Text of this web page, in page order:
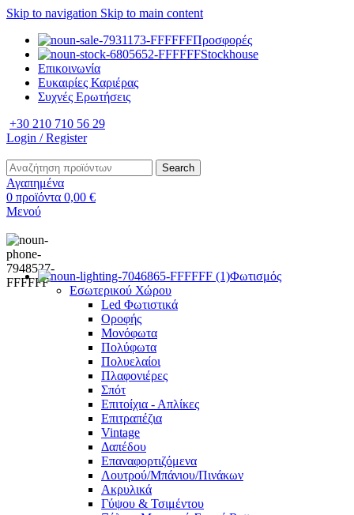
Skip to navigation Skip to main content
Προσφορές
Stockhouse
Επικοινωνία
Ευκαιρίες Καριέρας
Συχνές Ερωτήσεις
+30 210 710 56 29
Login / Register
Search
Αγαπημένα
0 προϊόντα 0,00 €
Μενού
Φωτισμός
Εσωτερικού Χώρου
Led Φωτιστικά
Οροφής
Μονόφωτα
Πολύφωτα
Πολυελαίοι
Πλαφονιέρες
Σπότ
Επιτοίχια - Απλίκες
Επιτραπέζια
Vintage
Δαπέδου
Επαναφορτιζόμενα
Λουτρού/Μπάνιου/Πινάκων
Ακρυλικά
Γύψου & Τσιμέντου